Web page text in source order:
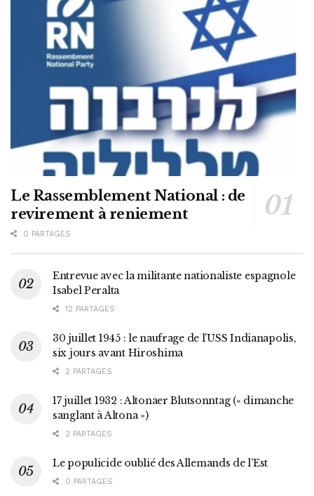
Le Rassemblement National : de
revirement à reniement
0 PARTAGES
Entrevue avec la militante nationaliste espagnole
Isabel Peralta
12 PARTAGES
30 juillet 1945 : le naufrage de l’USS Indianapolis,
six jours avant Hiroshima
2 PARTAGES
17 juillet 1932 : Altonaer Blutsonntag (« dimanche
sanglant à Altona »)
2 PARTAGES
Le populicide oublié des Allemands de l’Est
0 PARTAGES